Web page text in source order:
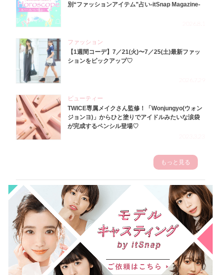
別“ファッションアイテム”占い-itSnap Magazine-
ファッション
【1週間コーデ】7／21(火)〜7／25(土)最新ファッ
ションをピックアップ♡
ビューティー
TWICE専属メイクさん監修！「Wonjungyo(ウォン
ジョンヨ)」からひと塗りでアイドルみたいな涙袋
が完成するペンシル登場♡
もっと見る